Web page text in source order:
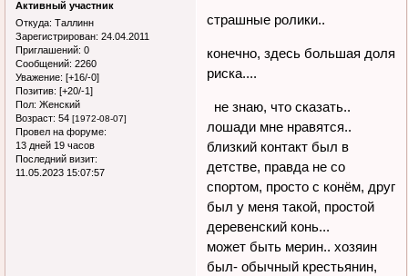
Активный участник
Откуда: Таллинн
Зарегистрирован: 24.04.2011
Приглашений: 0
Сообщений: 2260
Уважение: [+16/-0]
Позитив: [+20/-1]
Пол: Женский
Возраст: 54 [1972-08-07]
Провел на форуме:
13 дней 19 часов
Последний визит:
11.05.2023 15:07:57
страшные ролики..
конечно, здесь большая доля
риска....
не знаю, что сказать..
лошади мне нравятся..
близкий контакт был в
детстве, правда не со
спортом, просто с конём, друг
был у меня такой, простой
деревенский конь...
может быть мерин.. хозяин
был- обычный крестьянин,